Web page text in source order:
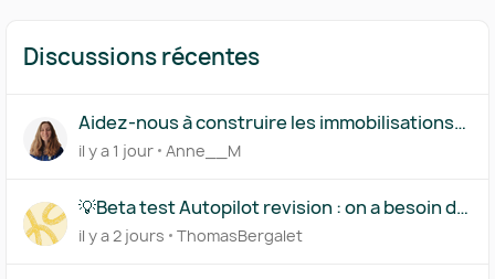
Discussions récentes
Aidez-nous à construire les immobilisations
par composants
il y a 1 jour Anne__M
💡Beta test Autopilot revision : on a besoin de
vous !
il y a 2 jours ThomasBergalet